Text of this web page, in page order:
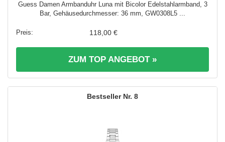
Guess Damen Armbanduhr Luna mit Bicolor Edelstahlarmband, 3
Bar, Gehäusedurchmesser: 36 mm, GW0308L5 ...
118,00 €
ZUM TOP ANGEBOT »
8